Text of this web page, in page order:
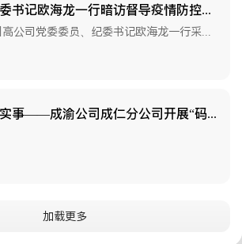
川高公司纪委书记欧海龙一行暗访督导疫情防控工作
11月30日，川高公司党委委员、纪委书记欧海龙一行采取“四不两直”方式，分别前往川高文旅、高路建筑公司开展常态化防控疫情暗访督导。
我为群众办实事——成渝公司成仁分公司开展“码”上行动志愿服务
加载更多